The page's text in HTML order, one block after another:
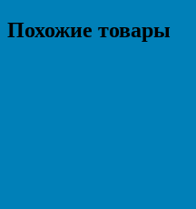
Похожие товары